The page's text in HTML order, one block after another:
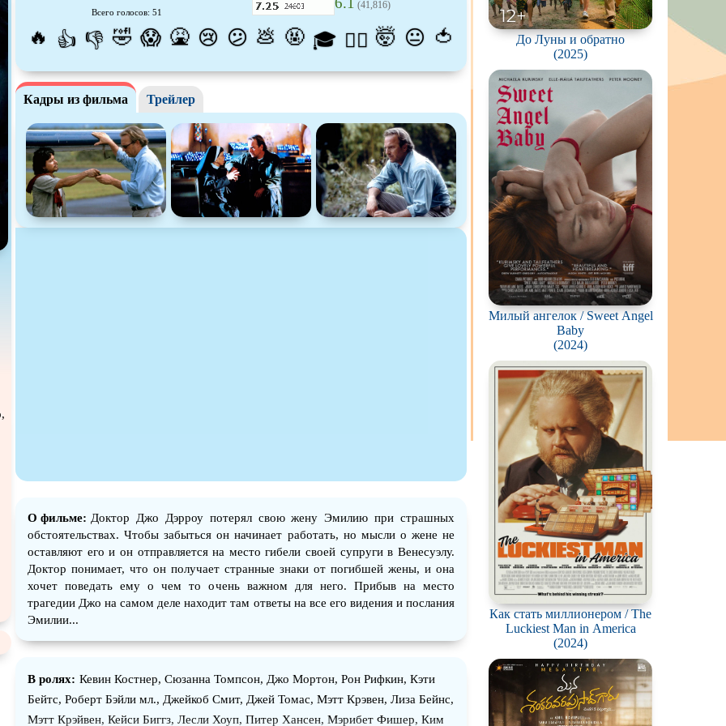
Про богов
Про ведьм Про викингов Про выживание
Про гонки Про деревню Про динозавров
Про животных Про зомби
Про космос Про любовь Про маньяков исерийных
убийц
Про оборотней Про пиратов Про подростков
Про роботов Про рыцарей Про самолёты
Про снайперов Про супергероев Про танки
Всего голосов: 51
(41,816)
🔥 👍 👎 🤣 😱 🤮 😢 😕 💩 🤬 🎓 😵‍💫 🤯 😐 🍅
Кадры из фильма Трейлер
О фильме: Доктор Джо Дэрроу потерял свою жену Эмилию при страшных
обстоятельствах. Чтобы забыться он начинает работать, но мысли о жене не
оставляют его и он отправляется на место гибели своей супруги в Венесуэлу.
Доктор понимает, что он получает странные знаки от погибшей жены, и она
хочет поведать ему о чем то очень важном для него. Прибыв на место
трагедии Джо на самом деле находит там ответы на все его видения и послания
Эмилии...
В ролях: Кевин Костнер, Сюзанна Томпсон, Джо Мортон, Рон Рифкин, Кэти
Бейтс, Роберт Бэйли мл., Джейкоб Смит, Джей Томас, Мэтт Крэвен, Лиза Бейнс,
Мэтт Крэйвен, Кейси Биггз, Лесли Хоуп, Питер Хансен, Мэрибет Фишер, Ким
До Луны и обратно
(2025)
Милый ангелок / Sweet Angel
Baby
(2024)
Как стать миллионером / The
Luckiest Man in America
(2024)